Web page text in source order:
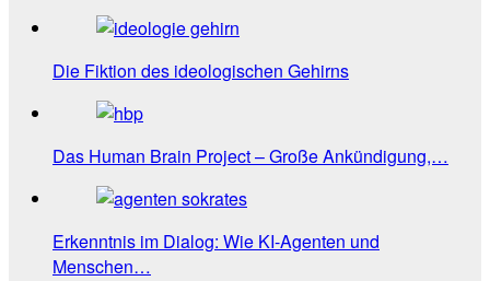
Die Fiktion des ideologischen Gehirns
Das Human Brain Project – Große Ankündigung,…
Erkenntnis im Dialog: Wie KI-Agenten und
Menschen…